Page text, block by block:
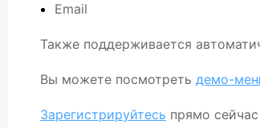
Email
Также поддерживается
Вы можете посмотреть демо-
Зарегистрируйтесь прямо